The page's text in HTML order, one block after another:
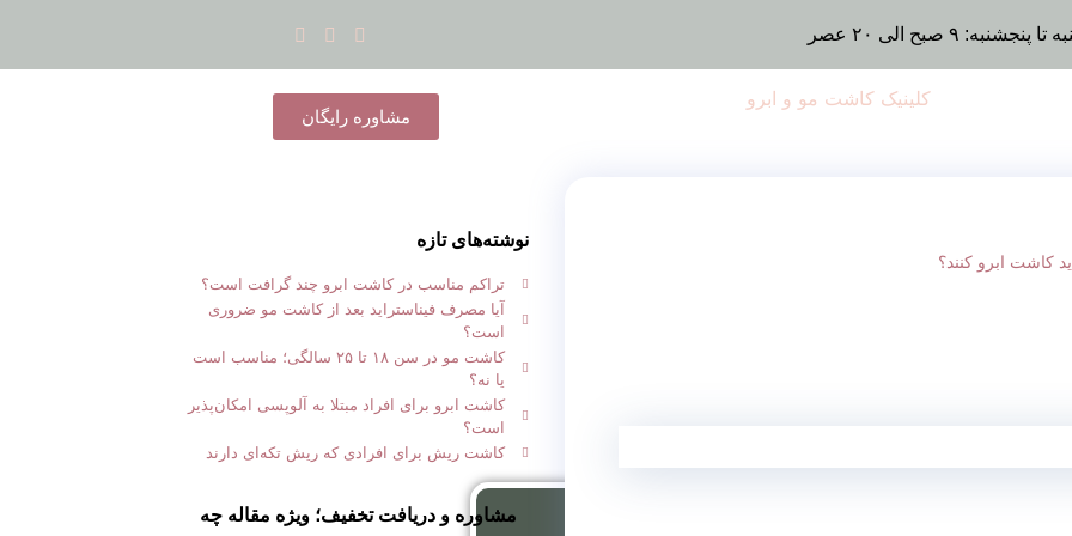
پنجشنبه: ۹ صبح الی ۲۰ عصر
مشاوره رایگان
کاشت ابرو کنند؟
نوشته‌های تازه
تراکم مناسب در کاشت ابرو چند گرافت است؟
آیا مصرف فیناستراید بعد از کاشت مو ضروری
است؟
کاشت مو در سن ۱۸ تا ۲۵ سالگی؛ مناسب است
یا نه؟
کاشت ابرو برای افراد مبتلا به آلوپسی امکان‌پذیر
است؟
کاشت ریش برای افرادی که ریش تکه‌ای دارند
مشاوره و دریافت تخفیف؛ ویژه مقاله چه